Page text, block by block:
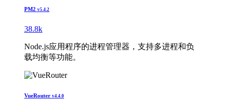
PM2 v5.4.2
38.8k
Node.js应用程序的进程管理器，支持多进程和负
载均衡等功能。
VueRouter v4.4.0